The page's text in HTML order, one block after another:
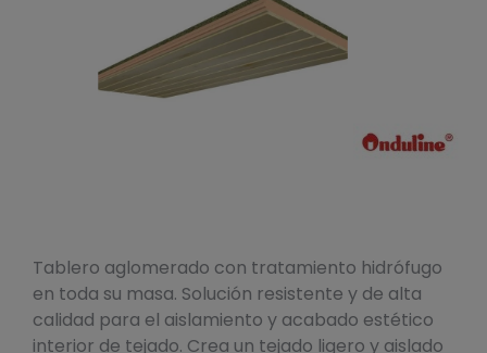
Tablero aglomerado con tratamiento hidrófugo
en toda su masa. Solución resistente y de alta
calidad para el aislamiento y acabado estético
interior de tejado. Crea un tejado ligero y aislado